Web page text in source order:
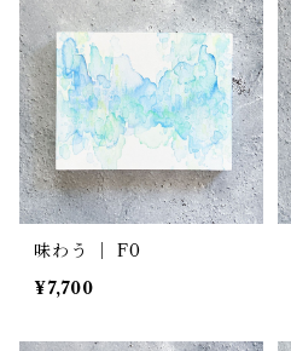
味わう ｜ F0
¥7,700